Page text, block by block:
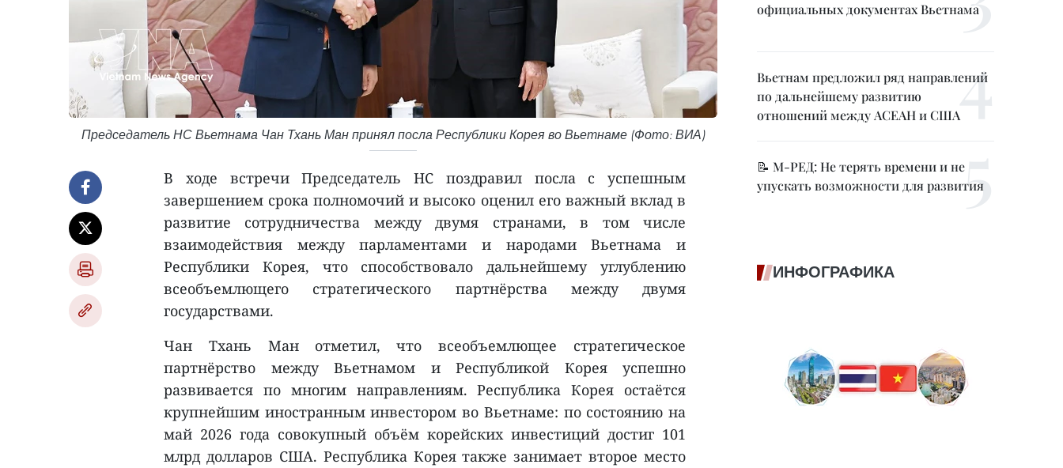
Председатель НС Вьетнама Чан Тхань Ман принял посла Республики Корея во Вьетнаме (Фото: ВИА)
В ходе встречи Председатель НС поздравил посла с успешным
завершением срока полномочий и высоко оценил его важный вклад в
развитие сотрудничества между двумя странами, в том числе
взаимодействия между парламентами и народами Вьетнама и
Республики Корея, что способствовало дальнейшему углублению
всеобъемлющего стратегического партнёрства между двумя
государствами.
Чан Тхань Ман отметил, что всеобъемлющее стратегическое
партнёрство между Вьетнамом и Республикой Корея успешно
развивается по многим направлениям. Республика Корея остаётся
крупнейшим иностранным инвестором во Вьетнаме: по состоянию на
май 2026 года совокупный объём корейских инвестиций достиг 101
млрд долларов США. Республика Корея также занимает второе место
официальных документах Вьетнама
Вьетнам предложил ряд направлений
по дальнейшему развитию
отношений между АСЕАН и США
📝 М-РЕД: Не терять времени и не
упускать возможности для развития
ИНФОГРАФИКА